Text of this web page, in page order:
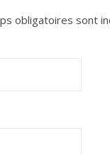
obligatoires sont